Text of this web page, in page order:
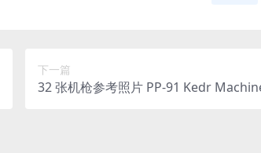
下一篇
32 张机枪参考照片 PP-91 Kedr